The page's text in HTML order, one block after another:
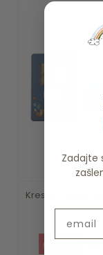
Kresliaci tablet
Friends
Zadajte